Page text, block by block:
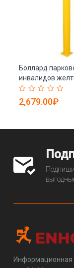
Боллард
инвалидов
(арт. 25-5083482)
2,679.00₽
Информационная